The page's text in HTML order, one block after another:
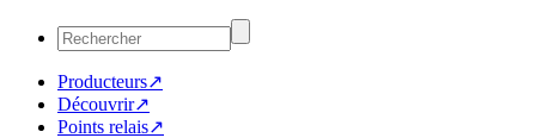
Producteurs↗
Découvrir↗
Points relais↗